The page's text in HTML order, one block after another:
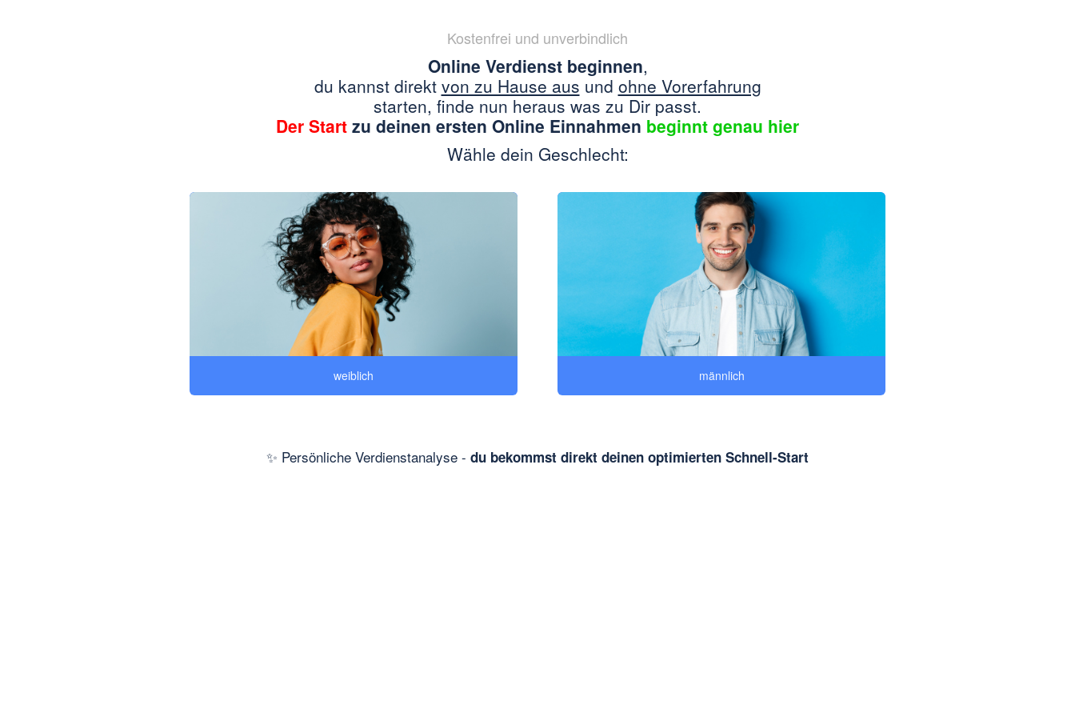
Kostenfrei und unverbindlich
Online Verdienst beginnen,
du kannst direkt von zu Hause aus und ohne Vorerfahrung
starten, finde nun heraus was zu Dir passt.
Der Start zu deinen ersten Online Einnahmen beginnt genau hier
Wähle dein Geschlecht:
weiblich männlich
✨ Persönliche Verdienstanalyse - du bekommst direkt deinen optimierten Schnell-Start